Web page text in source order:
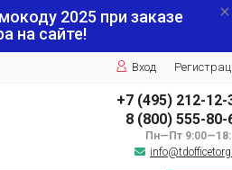
2025 при заказе
на сайте!
Вход
+7 (495) 212-12-
8 (800) 555-80-
Пн—Пт